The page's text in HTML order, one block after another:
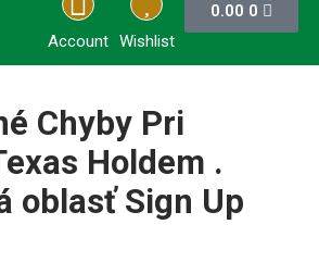
Account Wishlist
0.00 0
Chyby Pri
Holdem .
oblasť Sign Up